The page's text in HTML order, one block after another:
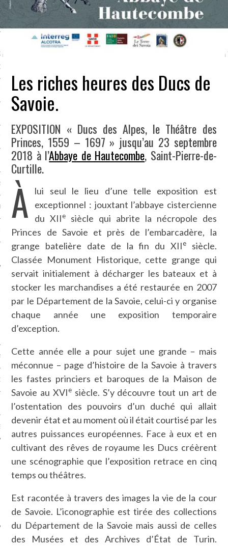
CARAVELLE
PODCAST
SUIVEZ-NOUS
Les riches heures des Ducs de
Savoie.
EXPOSITION « Ducs des Alpes, le Théâtre des
Princes, 1559 – 1697 » jusqu’au 23 septembre
2018 à l’Abbaye de Hautecombe, Saint-Pierre-de-
Curtille.
À
lui seul le lieu d’une telle exposition est
exceptionnel : jouxtant l’abbaye cistercienne
du XIIe
siècle qui abrite la nécropole des
Princes de Savoie et près de l’embarcadère, la
grange batelière date de la fin du XIIesiècle.
Classée Monument Historique, cette grange qui
servait initialement à décharger les bateaux et à
stocker les marchandises a été restaurée en 2007
par le Département de la Savoie, celui-ci y organise
chaque année une exposition temporaire
d’exception.
Cette année elle a pour sujet une grande – mais
méconnue – page d’histoire de la Savoie à travers
les fastes princiers et baroques de la Maison de
Savoie au XVIe siècle. S’y découvre tout un art de
l’ostentation des pouvoirs d’un duché qui allait
devenir état et au moment où il était courtisé par les
autres puissances européennes. Face à eux et en
cultivant des rêves de royaume les Ducs créèrent
une scénographie que l’exposition retrace en cinq
temps ou théâtres.
Est racontée à travers des images la vie de la cour
de Savoie. L’iconographie est tirée des collections
du Département de la Savoie mais aussi de celles
des Musées et des Archives d’État de Turin.